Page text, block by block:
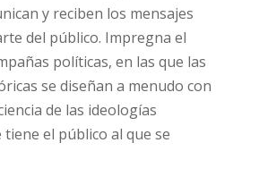
y reciben los mensajes
del público. Impregna el
políticas, en las que las
se diseñan a menudo con
de las ideologías
el público al que se